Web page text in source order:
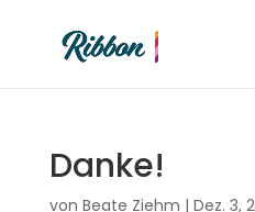
Danke!
von Beate Ziehm | Dez. 3,